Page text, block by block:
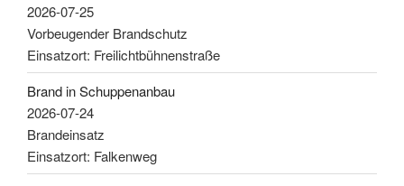
2026-07-25
Vorbeugender Brandschutz
Einsatzort: Freilichtbühnenstraße
Brand in Schuppenanbau
2026-07-24
Brandeinsatz
Einsatzort: Falkenweg